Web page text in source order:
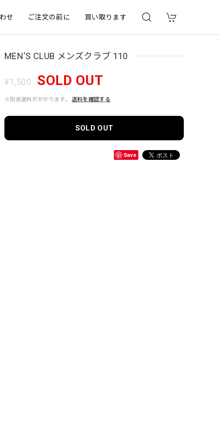
せ ご注文の前に 買い取ります
MEN'S CLUB メンズクラブ 110
¥1,500 SOLD OUT
※別途送料がかかります。 送料を確認する
SOLD OUT
Save